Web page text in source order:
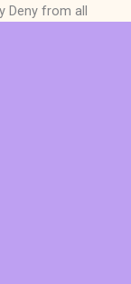
Deny from all